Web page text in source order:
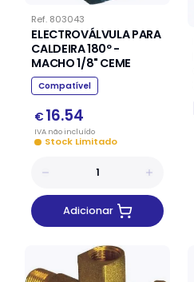
Ref. 803043
ELECTROVÁLVULA PARA
CALDEIRA 180º -
MACHO 1/8" CEME
Compatível
€ 16.54
IVA nãoincluído
Stock Limitado
Adicionar